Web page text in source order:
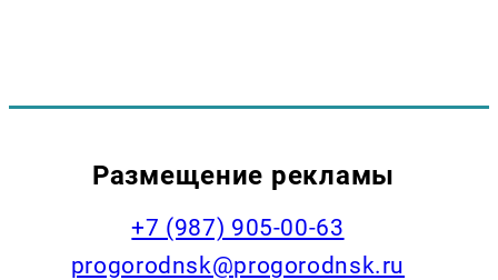
Размещение рекламы
+7 (987) 905-00-63
progorodnsk@progorodnsk.ru